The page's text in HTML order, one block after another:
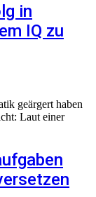
in
IQ zu
geärgert haben
Laut einer